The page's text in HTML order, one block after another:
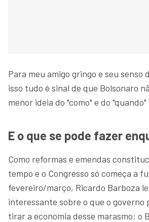
Para meu amigo gringo e seu senso
isso tudo é sinal de que Bolsonaro
menor ideia do "como" e do
E o que se pode fazer
Como reformas e emendas
tempo e o Congresso só começa a
fevereiro/março, Ricardo Barboza
interessante sobre o que o governo
tirar a economia desse marasmo: o